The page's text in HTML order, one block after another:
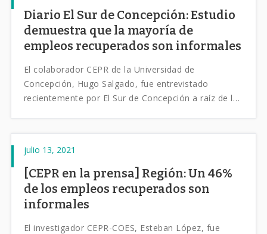
Diario El Sur de Concepción: Estudio
demuestra que la mayoría de
empleos recuperados son informales
El colaborador CEPR de la Universidad de
Concepción, Hugo Salgado, fue entrevistado
recientemente por El Sur de Concepción a raíz de los
julio 13, 2021
[CEPR en la prensa] Región: Un 46%
de los empleos recuperados son
informales
El investigador CEPR-COES, Esteban López, fue